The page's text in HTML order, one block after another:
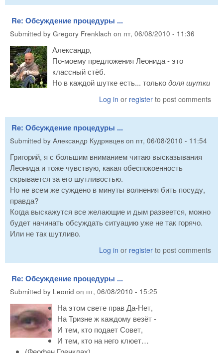
Re: Обсуждение процедуры ...
Submitted by Gregory Frenklach on пт, 06/08/2010 - 11:36
Александр,
По-моему предложения Леонида - это
классный стёб.
Но в каждой шутке есть... толькодоля шутки
Log in or register to post comments
Re: Обсуждение процедуры ...
Submitted by Александр Кудрявцев on пт, 06/08/2010 - 11:54
Григорий, я с большим вниманием читаю высказывания
Леонида и тоже чувствую, какая обеспокоенность
скрывается за его шутливостью.
Но не всем же суждено в минуты волнения бить посуду,
правда?
Когда выскажутся все желающие и дым развеется, можно
будет начинать обсуждать ситуацию уже не так горячо.
Или не так шутливо.
Log in or register to post comments
Re: Обсуждение процедуры ...
Submitted by Leonid on пт, 06/08/2010 - 15:25
На этом свете прав Да-Нет,
На Тризне ж каждому везёт -
И тем, кто подает Совет,
И тем, кто на него клюет…